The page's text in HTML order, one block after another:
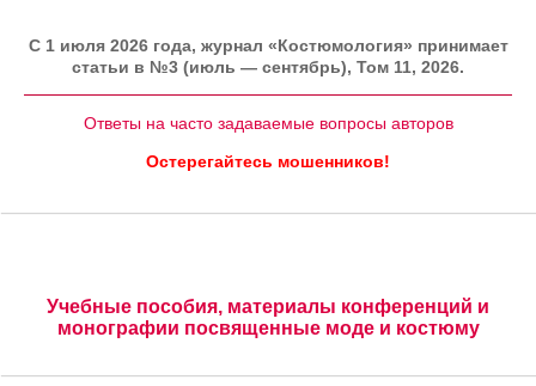
C 1 июля 2026 года, журнал «Костюмология» принимает
статьи в №3 (июль — сентябрь), Том 11, 2026.
Ответы на часто задаваемые вопросы авторов
Остерегайтесь мошенников!
Учебные пособия, материалы конференций и
монографии посвященные моде и костюму